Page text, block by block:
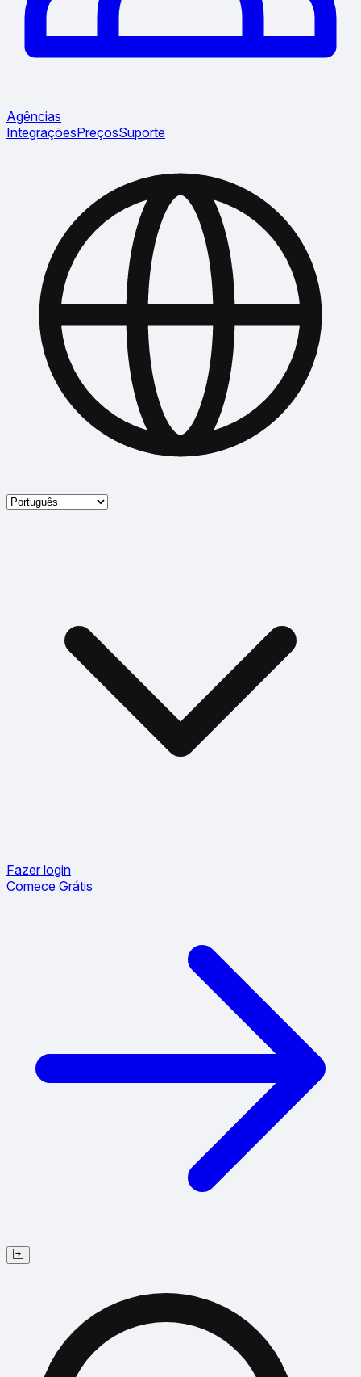
Agências
IntegraçõesPreçosSuporte
Fazer login
Comece Grátis